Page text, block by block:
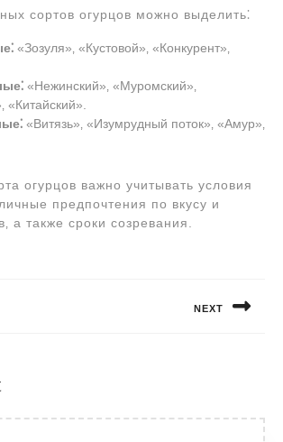
сортов огурцов можно выделить⁚
«Зозуля»‚ «Кустовой»‚ «Конкурент»‚
«Нежинский»‚ «Муромский»‚
«Китайский».
«Витязь»‚ «Изумрудный поток»‚ «Амур»‚
огурцов важно учитывать условия
предпочтения по вкусу и
а также сроки созревания.
NEXT